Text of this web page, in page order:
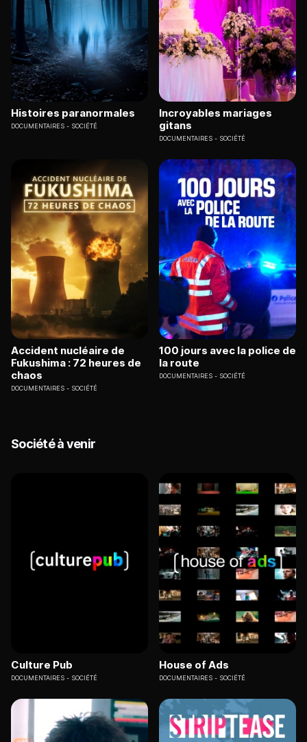
Histoires paranormales
DOCUMENTAIRES SOCIÉTÉ
Incroyables mariages
gitans
DOCUMENTAIRES SOCIÉTÉ
Accident nucléaire de
Fukushima : 72 heures de
chaos
DOCUMENTAIRES SOCIÉTÉ
100 jours avec la police de
la route
DOCUMENTAIRES SOCIÉTÉ
Société à venir
Culture Pub
DOCUMENTAIRES SOCIÉTÉ
House of Ads
DOCUMENTAIRES SOCIÉTÉ